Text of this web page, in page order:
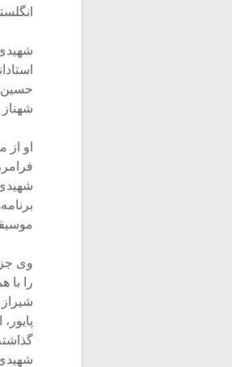
حسین
او
وی
را با
شهیدی در ۹۹